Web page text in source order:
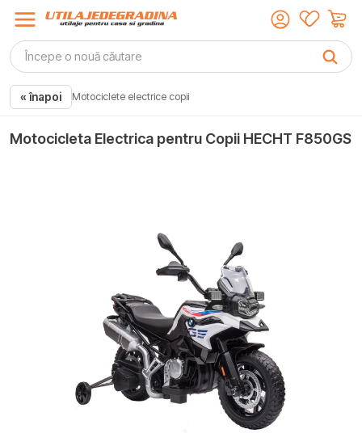
« înapoi Motociclete electrice copii
Motocicleta Electrica pentru Copii HECHT F850GS